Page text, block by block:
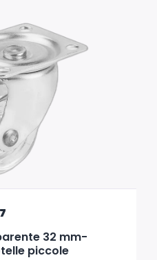
32 mm-
piccole